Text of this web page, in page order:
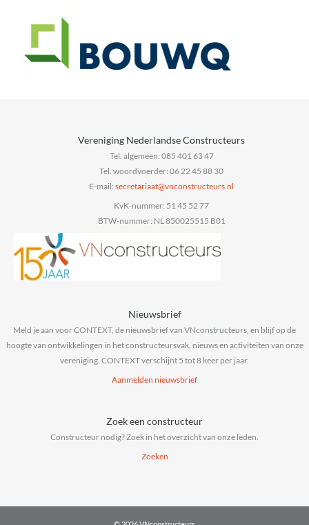
Vereniging Nederlandse Constructeurs
Tel. algemeen: 085 401 63 47
Tel. woordvoerder: 06 22 45 88 30
E-mail:
ln.sruetcurtsnocnv
@taairaterces
KvK-nummer: 51 45 52 77
BTW-nummer: NL 850025515 B01
Nieuwsbrief
Meld je aan voor CONTEXT, de nieuwsbrief van VNconstructeurs, en blijf op de
hoogte van ontwikkelingen in het constructeursvak, nieuws en activiteiten van onze
vereniging. CONTEXT verschijnt 5 tot 8 keer per jaar.
Aanmelden nieuwsbrief
Zoek een constructeur
Constructeur nodig? Zoek in het overzicht van onze leden.
Zoeken